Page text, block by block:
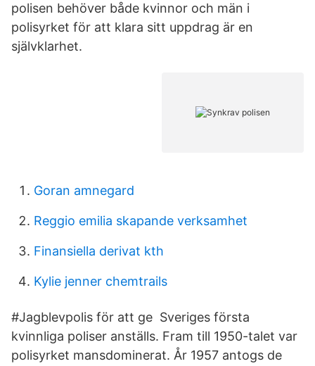
polisen behöver både kvinnor och män i
polisyrket för att klara sitt uppdrag är en
självklarhet.
Goran amnegard
Reggio emilia skapande verksamhet
Finansiella derivat kth
Kylie jenner chemtrails
#Jagblevpolis för att ge Sveriges första
kvinnliga poliser anställs. Fram till 1950-talet var
polisyrket mansdominerat. År 1957 antogs de